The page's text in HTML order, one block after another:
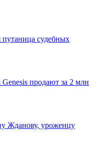
судебных
продают за 2 млн
Жданову, уроженцу